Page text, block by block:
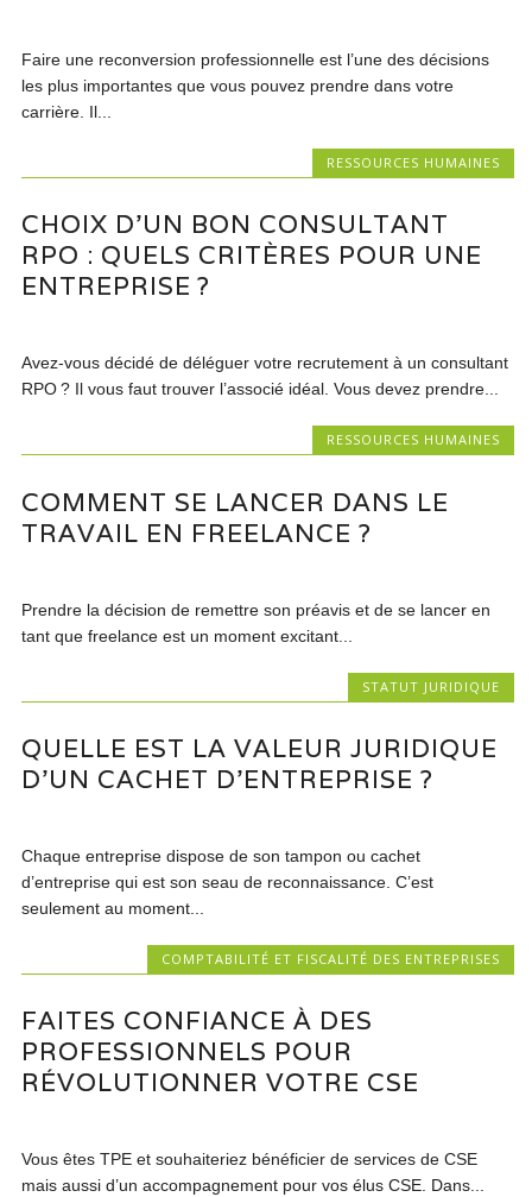
Faire une reconversion professionnelle est l’une des décisions
les plus importantes que vous pouvez prendre dans votre
carrière. Il...
RESSOURCES HUMAINES
CHOIX D’UN BON CONSULTANT
RPO : QUELS CRITÈRES POUR UNE
ENTREPRISE ?
Avez-vous décidé de déléguer votre recrutement à un consultant
RPO ? Il vous faut trouver l’associé idéal. Vous devez prendre...
RESSOURCES HUMAINES
COMMENT SE LANCER DANS LE
TRAVAIL EN FREELANCE ?
Prendre la décision de remettre son préavis et de se lancer en
tant que freelance est un moment excitant...
STATUT JURIDIQUE
QUELLE EST LA VALEUR JURIDIQUE
D’UN CACHET D’ENTREPRISE ?
Chaque entreprise dispose de son tampon ou cachet
d’entreprise qui est son seau de reconnaissance. C’est
seulement au moment...
COMPTABILITÉ ET FISCALITÉ DES ENTREPRISES
FAITES CONFIANCE À DES
PROFESSIONNELS POUR
RÉVOLUTIONNER VOTRE CSE
Vous êtes TPE et souhaiteriez bénéficier de services de CSE
mais aussi d’un accompagnement pour vos élus CSE. Dans...